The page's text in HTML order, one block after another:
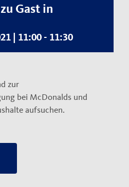
Gast in
| 11:00 - 11:30
zur
bei McDonalds und
aufsuchen.